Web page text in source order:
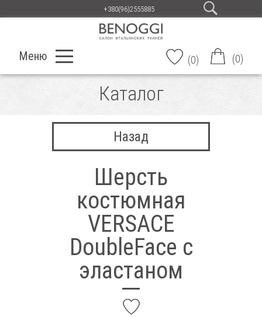
+380(96)2555885
Меню (0) (0)
Каталог
Назад
Шерсть
костюмная
VERSACE
DoubleFace с
эластаном